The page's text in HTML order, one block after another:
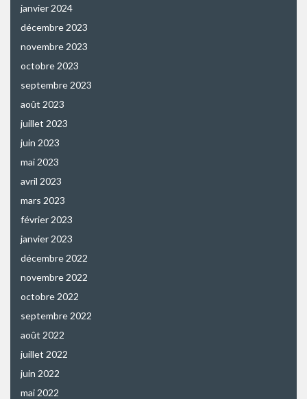
janvier 2024
décembre 2023
novembre 2023
octobre 2023
septembre 2023
août 2023
juillet 2023
juin 2023
mai 2023
avril 2023
mars 2023
février 2023
janvier 2023
décembre 2022
novembre 2022
octobre 2022
septembre 2022
août 2022
juillet 2022
juin 2022
mai 2022